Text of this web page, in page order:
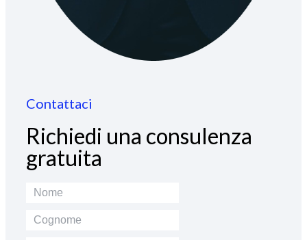
Contattaci
Richiedi una consulenza
gratuita